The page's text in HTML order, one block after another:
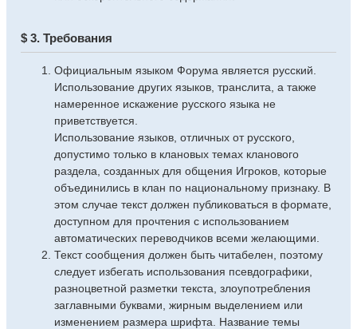
$ 3. Требования
Официальным языком Форума является русский.
Использование других языков, транслита, а также
намеренное искажение русского языка не
приветствуется.
Использование языков, отличных от русского,
допустимо только в клановых темах кланового
раздела, созданных для общения Игроков, которые
объединились в клан по национальному признаку. В
этом случае текст должен публиковаться в формате,
доступном для прочтения с использованием
автоматических переводчиков всеми желающими.
Текст сообщения должен быть читабелен, поэтому
следует избегать использования псевдографики,
разноцветной разметки текста, злоупотребления
заглавными буквами, жирным выделением или
изменением размера шрифта. Название темы